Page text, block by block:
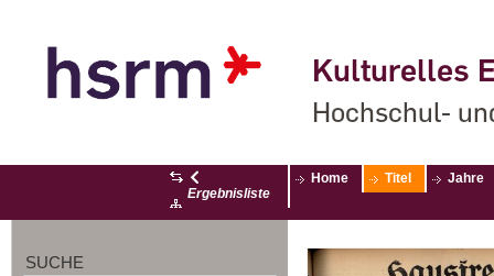
Kulturelles
Hochschul-
Ergebnisliste
Home Titel Jahre
SUCHE